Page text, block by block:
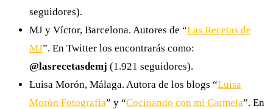
seguidores).
MJ y Víctor, Barcelona. Autores de “Las Recetas de
MJ”. En Twitter los encontrarás como:
@lasrecetasdemj (1.921 seguidores).
Luisa Morón, Málaga. Autora de los blogs “Luisa
Morón Fotografía” y “Cocinando con mi Carmela”. En